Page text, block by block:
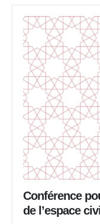
Conférence
de l’espace